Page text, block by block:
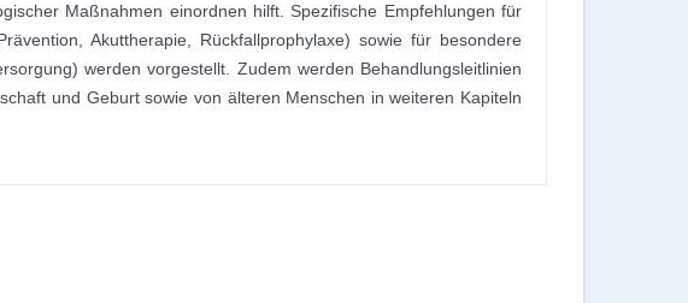
Maßnahmen einordnen hilft. Spezifische Empfehlungen für
Akuttherapie, Rückfallprophylaxe) sowie für besondere
werden vorgestellt. Zudem werden Behandlungsleitlinien
und Geburt sowie von älteren Menschen in weiteren Kapiteln